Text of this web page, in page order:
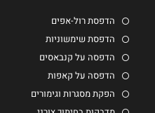
הדפסת רול-אפים
הדפסת שימשוניות
הדפסה על קנבאסים
הדפסה על קאפות
הפקת מסגרות וגימורים